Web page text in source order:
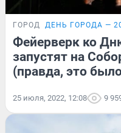
ГОРОД ДЕНЬ ГОРОДА —
Фейерверк ко
запустят на
(правда, это
25 июля, 2022, 12:08 9